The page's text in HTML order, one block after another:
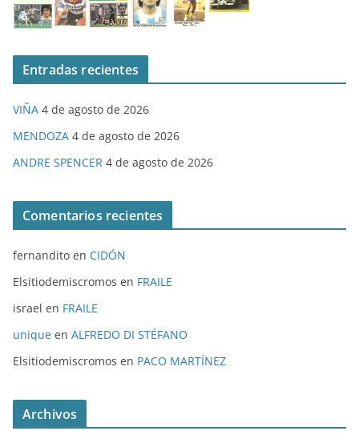
Entradas recientes
VIÑA 4 de agosto de 2026
MENDOZA 4 de agosto de 2026
ANDRE SPENCER 4 de agosto de 2026
Comentarios recientes
fernandito en CIDÓN
Elsitiodemiscromos en FRAILE
israel en FRAILE
unique en ALFREDO DI STÉFANO
Elsitiodemiscromos en PACO MARTÍNEZ
Archivos